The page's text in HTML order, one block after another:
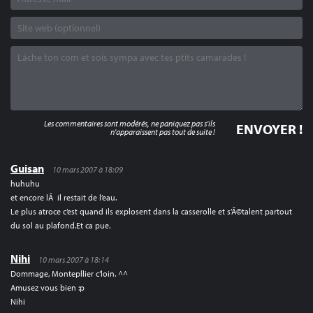
Guisan
10 mars 2007 à 18:09
huhuhu
et encore lÃ il restait de l’eau.
Le plus atroce c’est quand ils explosent dans la casserolle et s’Ã©talent partout
du sol au plafond.Et ca pue.
Nihi
10 mars 2007 à 18:14
Dommage, Montepllier c’loin. ^^
Amusez vous bien :p
Nihi
Les commentaires sont modérés, ne paniquez pas s'ils
n'apparaissent pas tout de suite !